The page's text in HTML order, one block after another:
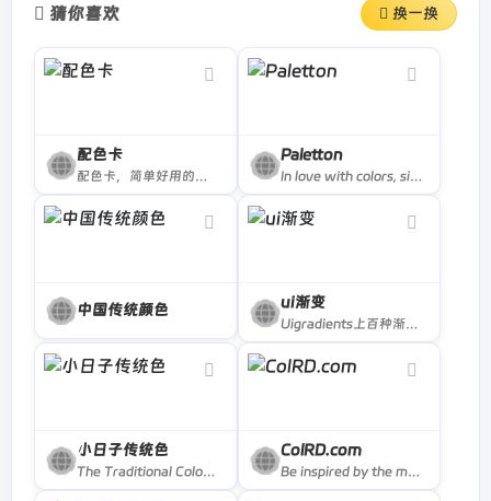
猜你喜欢 换一换
配色卡
配色卡，简单好用的配色网站，专注于配色色彩领域，拥有超多经典、时尚、新锐配色组合，让色彩搭配不再难
Paletton
In love with colors, since 2002. A designer tool for creating color combinations that work together well. Formerly known as Color Scheme Designer. Use the color wheel to create great color palettes.
中国传统颜色 ui渐变
Uigradients上百种渐变配色网站
小日子传统色
The Traditional Colors of Nippon (Japan). This site is optimized to Webkit.
ColRD.com
Be inspired by the most popular colors, palettes, gradients, and patterns in our database.